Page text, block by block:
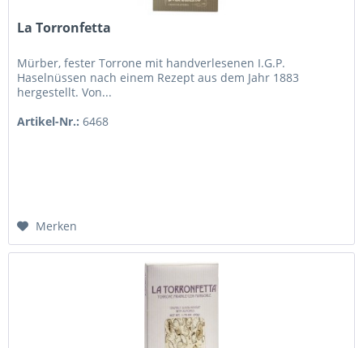
La Torronfetta
Mürber, fester Torrone mit handverlesenen I.G.P.
Haselnüssen nach einem Rezept aus dem Jahr 1883
hergestellt. Von...
Artikel-Nr.: 6468
Merken